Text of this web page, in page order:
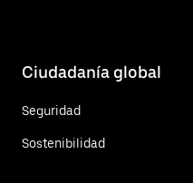
Ciudadanía global
Seguridad
Sostenibilidad